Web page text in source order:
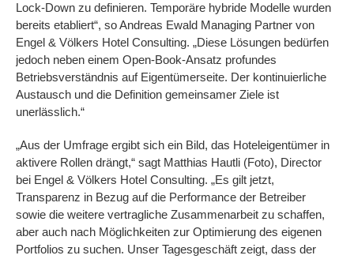
Lock-Down zu definieren. Temporäre hybride Modelle wurden
bereits etabliert“, so Andreas Ewald Managing Partner von
Engel & Völkers Hotel Consulting. „Diese Lösungen bedürfen
jedoch neben einem Open-Book-Ansatz profundes
Betriebsverständnis auf Eigentümerseite. Der kontinuierliche
Austausch und die Definition gemeinsamer Ziele ist
unerlässlich.“
„Aus der Umfrage ergibt sich ein Bild, das Hoteleigentümer in
aktivere Rollen drängt,“ sagt Matthias Hautli (Foto), Director
bei Engel & Völkers Hotel Consulting. „Es gilt jetzt,
Transparenz in Bezug auf die Performance der Betreiber
sowie die weitere vertragliche Zusammenarbeit zu schaffen,
aber auch nach Möglichkeiten zur Optimierung des eigenen
Portfolios zu suchen. Unser Tagesgeschäft zeigt, dass der